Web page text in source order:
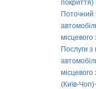
Поточний
місцевого
Послуги
(Київ-